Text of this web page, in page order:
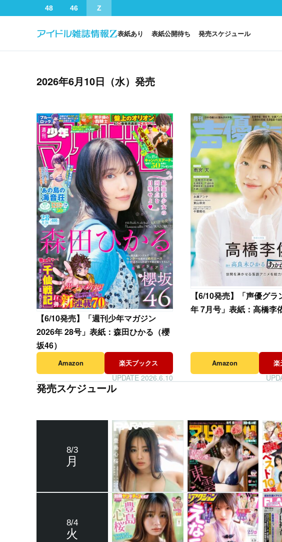
48 46 Z
表紙あり 表紙公開待ち 発売スケジュール
2026年6月10日（水）発売
【6/10発売】「週刊少年マガジン
2026年 28号」表紙：森田ひかる（櫻
坂46）
Amazon 楽天ブックス
UPDATE 2026.6.10
【6/10発売】「声優グラ
年 7月号」表紙：高橋李
Amazon 楽
発売スケジュール
8/3
月
8/4
火